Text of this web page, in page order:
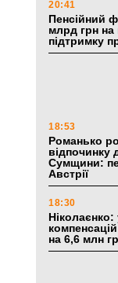
20:41
Пенсійний
млрд грн на
підтримку
18:53
Романько
відпочинку
Сумщини:
Австрії
18:30
на 6,6 млн